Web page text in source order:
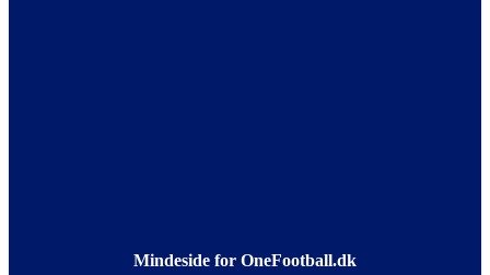
Mindeside for OneFootball.dk